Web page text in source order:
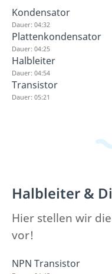
Kondensator
Dauer: 04:32
Plattenkondensator
Dauer: 04:25
Halbleiter
Dauer: 04:54
Transistor
Dauer: 05:21
Halbleiter &
Hier stellen wir
vor!
NPN Transistor